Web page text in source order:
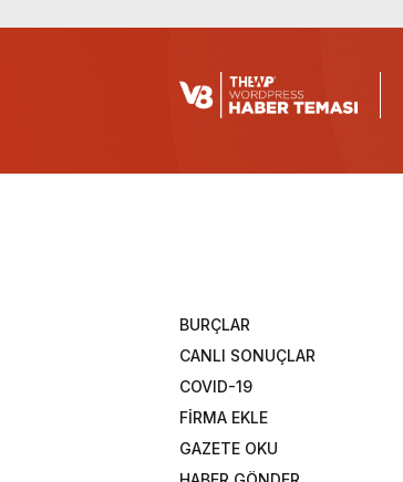
BURÇLAR
CANLI SONUÇLAR
COVID-19
FİRMA EKLE
GAZETE OKU